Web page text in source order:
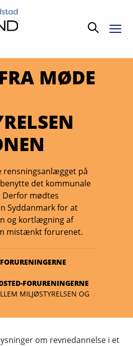
Søg
MØDE
rensningsanlægget på
det kommunale
Derfor mødtes
Syddanmark for at
og kortlægning af
mistænkt forurenet.
FORURENINGERNE
MILJØSTYRELSEN OG
om revnedannelse i et